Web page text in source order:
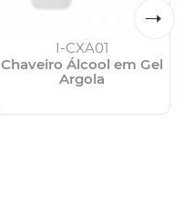
I-CXA01
Chaveiro Álcool em Gel
Argola